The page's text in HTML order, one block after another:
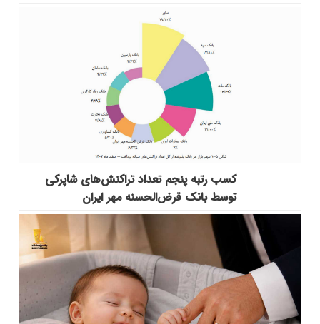
کسب رتبه پنجم تعداد تراکنش‌های شاپرکی
توسط بانک قرض‌الحسنه مهر ایران